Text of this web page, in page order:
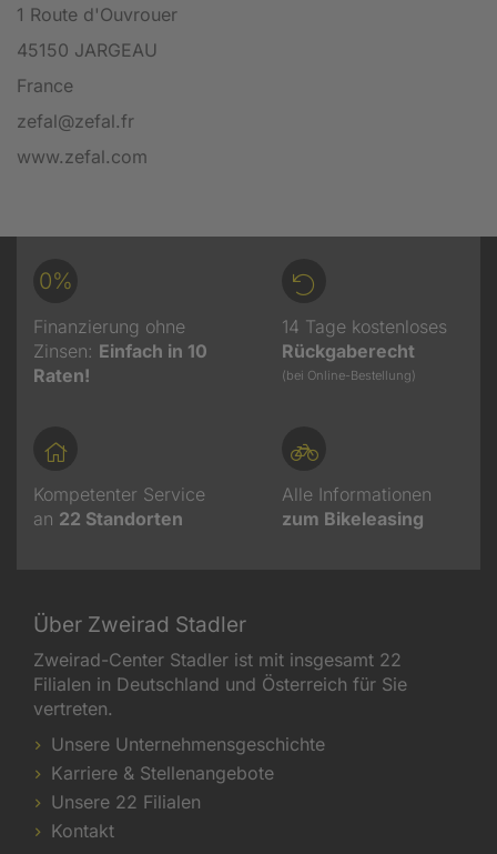
1 Route d'Ouvrouer
45150 JARGEAU
France
zefal@zefal.fr
www.zefal.com
0%
Finanzierung ohne
Zinsen: Einfach in 10
Raten!
14 Tage kostenloses
Rückgaberecht
(bei Online-Bestellung)
Kompetenter Service
an 22 Standorten
Alle Informationen
zum Bikeleasing
Über Zweirad Stadler
Zweirad-Center Stadler ist mit insgesamt 22
Filialen in Deutschland und Österreich für Sie
vertreten.
Unsere Unternehmensgeschichte
Karriere & Stellenangebote
Unsere 22 Filialen
Kontakt